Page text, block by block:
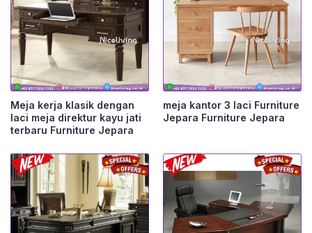
Meja kerja klasik dengan
laci meja direktur kayu jati
terbaru Furniture Jepara
meja kantor 3 laci Furniture
Jepara Furniture Jepara